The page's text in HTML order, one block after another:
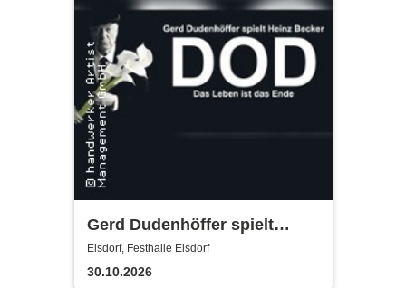
Gerd Dudenhöffer spielt
Heinz Becker
Elsdorf, Festhalle Elsdorf
30.10.2026